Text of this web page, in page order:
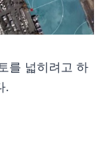
를 넓히려고 하
.